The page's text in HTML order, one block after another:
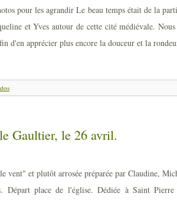
pour les agrandir Le beau temps était de la
et Yves autour de cette cité médiévale.
d'en apprécier plus encore la douceur et la
Gaultier, le 26 avril.
vent" et plutôt arrosée préparée par Claudine,
Départ place de l'église. Dédiée à Saint